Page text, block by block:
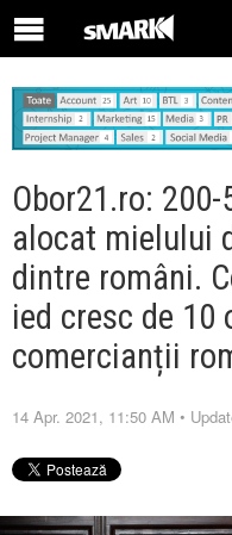
Obor21.ro:
alocat mielului
dintre români.
ied cresc de 10
comercianții
14 Apr. 2021, 11:50 AM •